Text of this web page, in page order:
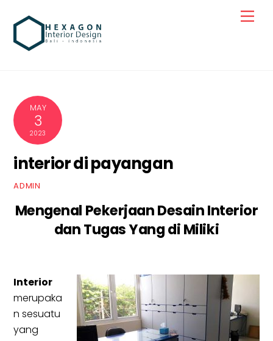
content
MAY
3
2023
interior di payangan
ADMIN
Mengenal Pekerjaan Desain Interior
dan Tugas Yang di Miliki
Interior
merupaka
n sesuatu
yang